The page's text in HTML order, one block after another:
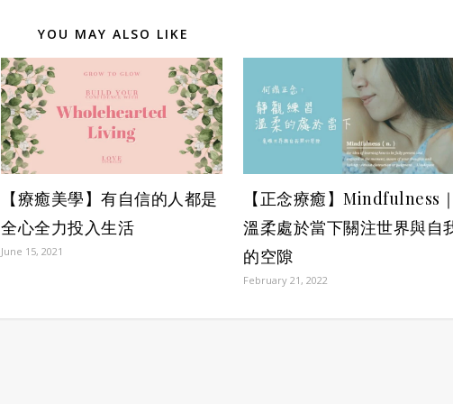
YOU MAY ALSO LIKE
【療癒美學】有自信的人都是
全心全力投入生活
June 15, 2021
【正念療癒】Mindfulness
溫柔處於當下關注世界與自
的空隙
February 21, 2022